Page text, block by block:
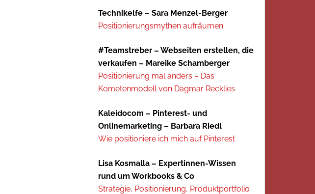
Technikelfe – Sara Menzel-Berger
Positionierungsmythen aufräumen
#Teamstreber – Webseiten erstellen, die
verkaufen – Mareike Schamberger
Positionierung mal anders – Das
Kometenmodell von Dagmar Recklies
Kaleidocom – Pinterest- und
Onlinemarketing – Barbara Riedl
Wie positioniere ich mich auf Pinterest
Lisa Kosmalla – Expertinnen-Wissen
rund um Workbooks & Co
Strategie, Positionierung, Produktportfolio